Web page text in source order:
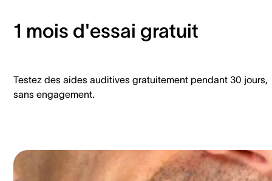
1 mois d'essai gratuit
Testez des aides auditives gratuitement pendant 30 jours,
sans engagement.